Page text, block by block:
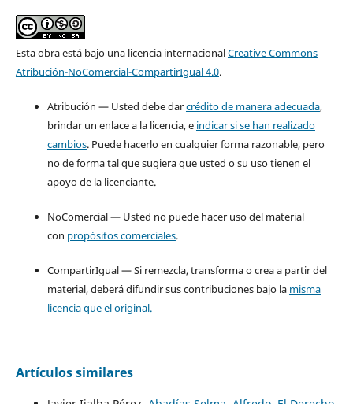
Esta obra está bajo una licencia internacionalCreative Commons
Atribución-NoComercial-CompartirIgual 4.0.
Atribución — Usted debe darcrédito de manera adecuada,
brindar un enlace a la licencia, e indicar si se han realizado
cambios. Puede hacerlo en cualquier forma razonable, pero
no de forma tal que sugiera que usted o su uso tienen el
apoyo de la licenciante.
NoComercial — Usted no puede hacer uso del material
con propósitos comerciales.
CompartirIgual — Si remezcla, transforma o crea a partir del
material, deberá difundir sus contribuciones bajo la misma
licencia que el original.
Artículos similares